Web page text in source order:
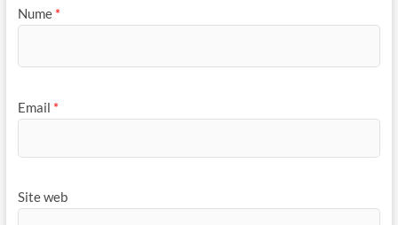
Nume *
Email *
Site web